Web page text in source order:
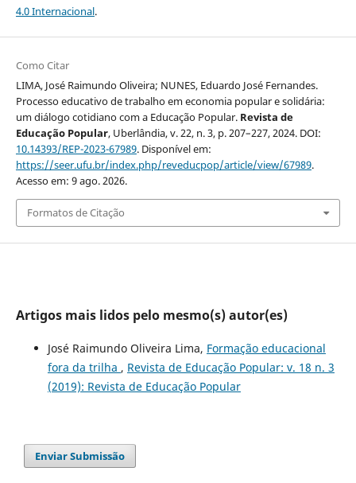
4.0 Internacional.
Como Citar
LIMA, José Raimundo Oliveira; NUNES, Eduardo José Fernandes.
Processo educativo de trabalho em economia popular e solidária:
um diálogo cotidiano com a Educação Popular. Revista de
Educação Popular, Uberlândia, v. 22, n. 3, p. 207–227, 2024. DOI:
10.14393/REP-2023-67989. Disponível em:
https://seer.ufu.br/index.php/reveducpop/article/view/67989.
Acesso em: 9 ago. 2026.
Formatos de Citação
Artigos mais lidos pelo mesmo(s) autor(es)
José Raimundo Oliveira Lima, Formação educacional
fora da trilha , Revista de Educação Popular: v. 18 n. 3
(2019): Revista de Educação Popular
Enviar Submissão